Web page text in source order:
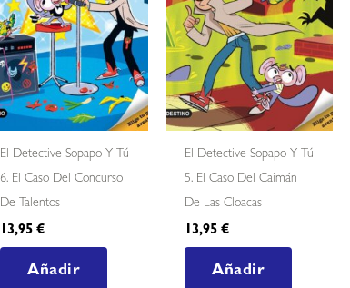
El Detective Sopapo Y Tú
6. El Caso Del Concurso
De Talentos
13,95€
Añadir
El Detective Sopapo Y Tú
5. El Caso Del Caimán
De Las Cloacas
13,95€
Añadir